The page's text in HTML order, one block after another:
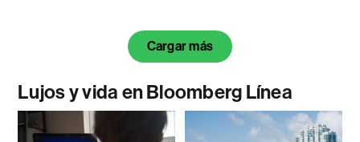
Cargar más
Lujos y vida en Bloomberg Línea